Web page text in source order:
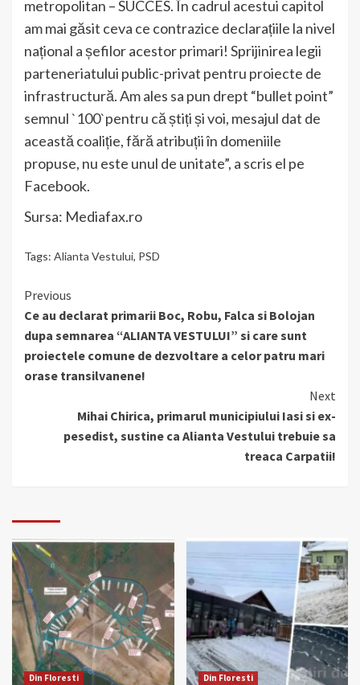
metropolitan – SUCCES. În cadrul acestui capitol
am mai găsit ceva ce contrazice declarațiile la nivel
național a șefilor acestor primari! Sprijinirea legii
parteneriatului public-privat pentru proiecte de
infrastructură. Am ales sa pun drept “bullet point”
semnul `100`pentru că știți și voi, mesajul dat de
această coaliție, fără atribuții în domeniile
propuse, nu este unul de unitate”, a scris el pe
Facebook.
Sursa: Mediafax.ro
Tags: Alianta Vestului, PSD
Continue
Reading
Previous
Ce au declarat primarii Boc, Robu, Falca si Bolojan
dupa semnarea “ALIANTA VESTULUI” si care sunt
proiectele comune de dezvoltare a celor patru mari
orase transilvanene!
Next
Mihai Chirica, primarul municipiului Iasi si ex-
pesedist, sustine ca Alianta Vestului trebuie sa
treaca Carpatii!
Din Floresti
Din Floresti